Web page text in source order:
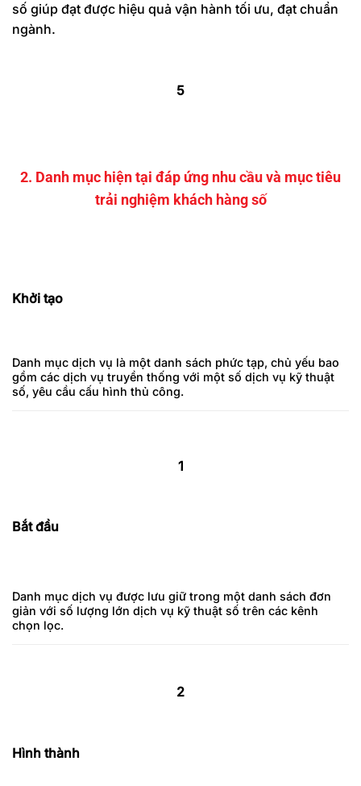
số giúp đạt được hiệu quả vận hành tối ưu, đạt chuẩn
ngành.
5
2. Danh mục hiện tại đáp ứng nhu cầu và mục tiêu
trải nghiệm khách hàng số
Khởi tạo
Danh mục dịch vụ là một danh sách phức tạp, chủ yếu bao
gồm các dịch vụ truyền thống với một số dịch vụ kỹ thuật
số, yêu cầu cấu hình thủ công.
1
Bắt đầu
Danh mục dịch vụ được lưu giữ trong một danh sách đơn
giản với số lượng lớn dịch vụ kỹ thuật số trên các kênh
chọn lọc.
2
Hình thành